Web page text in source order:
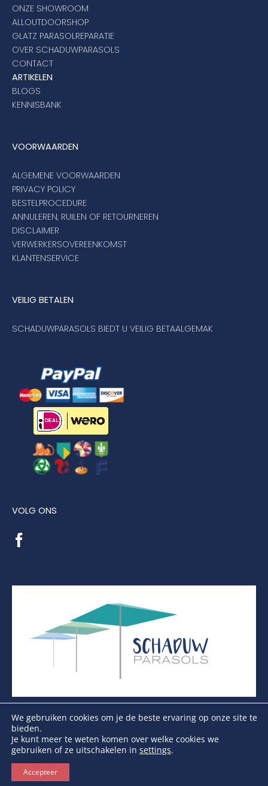
ONZE SHOWROOM
ALLOUTDOORSHOP
GLATZ PARASOLREPARATIE
OVER SCHADUWPARASOLS
CONTACT
ARTIKELEN
BLOGS
KENNISBANK
VOORWAARDEN
ALGEMENE VOORWAARDEN
PRIVACY POLICY
BESTELPROCEDURE
ANNULEREN, RUILEN OF RETOURNEREN
DISCLAIMER
VERWERKERSOVEREENKOMST
KLANTENSERVICE
VEILIG BETALEN
SCHADUWPARASOLS BIEDT U VEILIG BETAALGEMAK
VOLG ONS
Copyright Schaduwparasols © 2026. Alle Rechten
We gebruiken cookies om je de beste ervaring op onze site te
bieden.
Je kunt meer te weten komen over welke cookies we
gebruiken of ze uitschakelen in settings.
Accepteer